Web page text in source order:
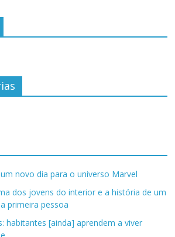
novo dia para o universo Marvel
dos jovens do interior e a história de um
primeira pessoa
habitantes [ainda] aprendem a viver